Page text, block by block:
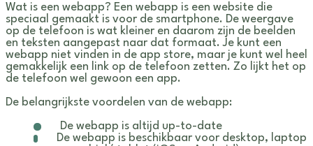
Wat is een webapp? Een webapp is een website die
speciaal gemaakt is voor de smartphone. De weergave
op de telefoon is wat kleiner en daarom zijn de beelden
en teksten aangepast naar dat formaat. Je kunt een
webapp niet vinden in de app store, maar je kunt wel heel
gemakkelijk een link op de telefoon zetten. Zo lijkt het op
de telefoon wel gewoon een app.
De belangrijkste voordelen van de webapp:
De webapp is altijd up-to-date
De webapp is beschikbaar voor desktop, laptop